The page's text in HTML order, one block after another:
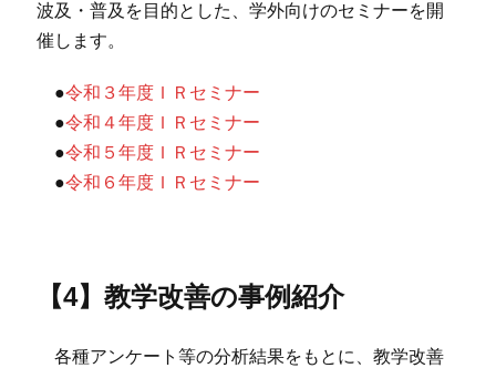
波及・普及を目的とした、学外向けのセミナーを開
催します。
●令和３年度ＩＲセミナー
●令和４年度ＩＲセミナー
●令和５年度ＩＲセミナー
●令和６年度ＩＲセミナー
【4】教学改善の事例紹介
各種アンケート等の分析結果をもとに、教学改善